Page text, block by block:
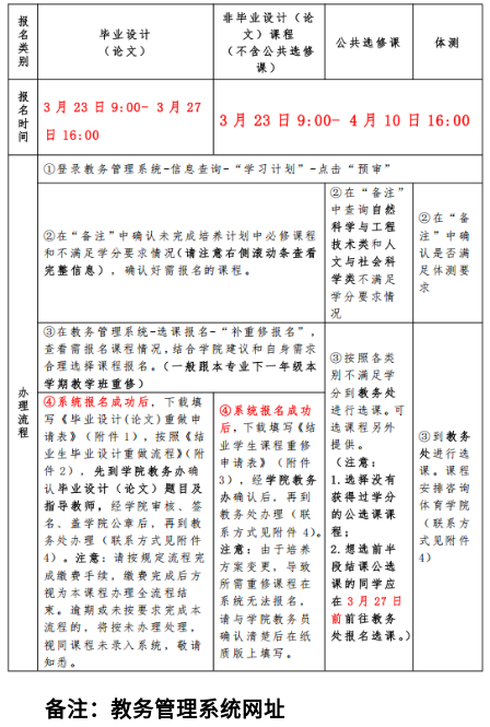
备注： 教务管理系统网址